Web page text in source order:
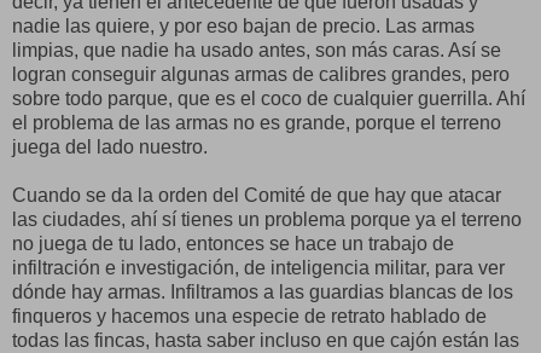
nadie las quiere, y por eso bajan de precio. Las armas
limpias, que nadie ha usado antes, son más caras. Así se
logran conseguir algunas armas de calibres grandes, pero
sobre todo parque, que es el coco de cualquier guerrilla. Ahí
el problema de las armas no es grande, porque el terreno
juega del lado nuestro.
Cuando se da la orden del Comité de que hay que atacar
las ciudades, ahí sí tienes un problema porque ya el terreno
no juega de tu lado, entonces se hace un trabajo de
infiltración e investigación, de inteligencia militar, para ver
dónde hay armas. Infiltramos a las guardias blancas de los
finqueros y hacemos una especie de retrato hablado de
todas las fincas, hasta saber incluso en que cajón están las